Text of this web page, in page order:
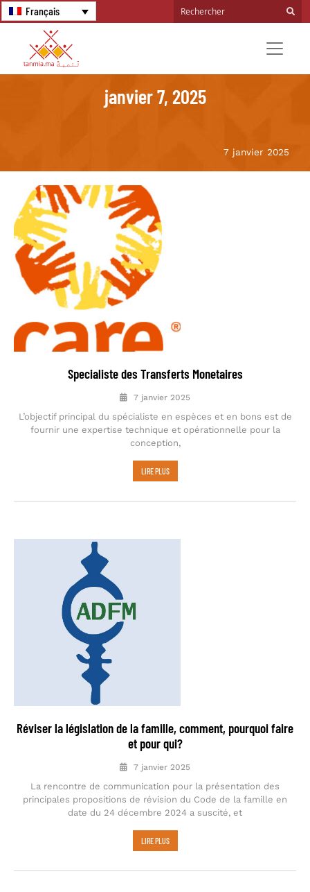
Français
janvier 7, 2025
7 janvier 2025
Specialiste des Transferts Monetaires
7 janvier 2025
L’objectif principal du spécialiste en espèces et en bons est de
fournir une expertise technique et opérationnelle pour la
conception,
LIRE PLUS
Réviser la législation de la famille, comment, pourquoi faire
et pour qui?
7 janvier 2025
La rencontre de communication pour la présentation des
principales propositions de révision du Code de la famille en
date du 24 décembre 2024 a suscité, et
LIRE PLUS